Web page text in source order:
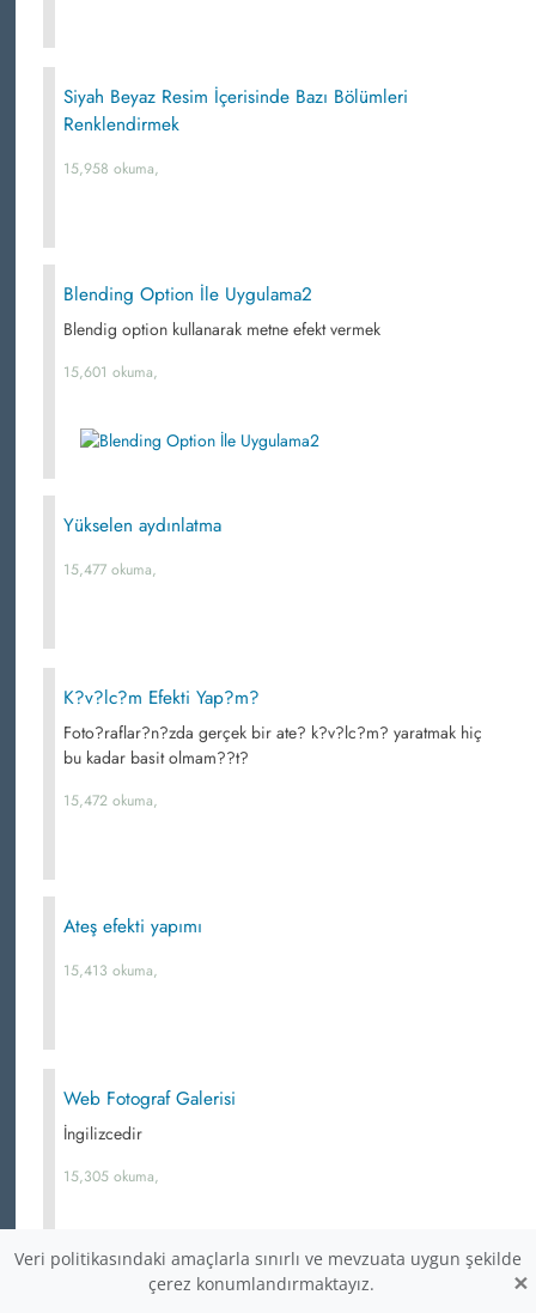
Siyah Beyaz Resim İçerisinde Bazı Bölümleri
Renklendirmek
15,958 okuma,
Blending Option İle Uygulama2
Blendig option kullanarak metne efekt vermek
15,601 okuma,
Yükselen aydınlatma
15,477 okuma,
K?v?lc?m Efekti Yap?m?
Foto?raflar?n?zda gerçek bir ate? k?v?lc?m? yaratmak hiç
bu kadar basit olmam??t?
15,472 okuma,
Ateş efekti yapımı
15,413 okuma,
Web Fotograf Galerisi
İngilizcedir
15,305 okuma,
Blend Modlar Kullanılarak Text Effect Yapımı
Veri politikasındaki amaçlarla sınırlı ve mevzuata uygun şekilde
çerez konumlandırmaktayız.
×